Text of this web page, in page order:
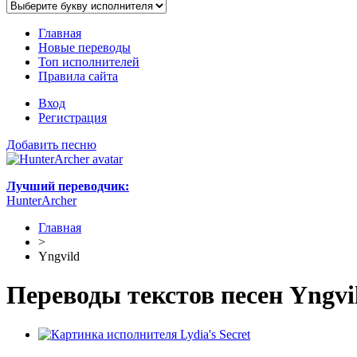
Главная
Новые переводы
Топ исполнителей
Правила сайта
Вход
Регистрация
Добавить песню
Лучший переводчик:
HunterArcher
Главная
>
Yngvild
Переводы текстов песен
Lydia's Secret